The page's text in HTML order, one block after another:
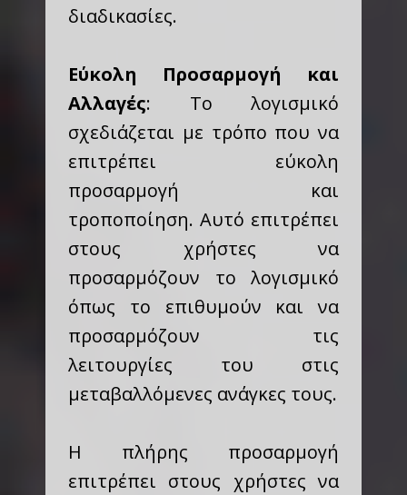
διαδικασίες.
Εύκολη Προσαρμογή και
Αλλαγές: Το λογισμικό
σχεδιάζεται με τρόπο που να
επιτρέπει εύκολη
προσαρμογή και
τροποποίηση. Αυτό επιτρέπει
στους χρήστες να
προσαρμόζουν το λογισμικό
όπως το επιθυμούν και να
προσαρμόζουν τις
λειτουργίες του στις
μεταβαλλόμενες ανάγκες τους.
Η πλήρης προσαρμογή
επιτρέπει στους χρήστες να